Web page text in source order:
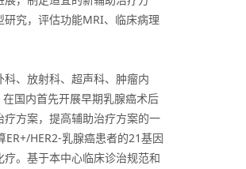
究，评估功能MRI、临床病理
、放射科、超声科、肿瘤内
国内首先开展早期乳腺癌术后
方案，提高辅助治疗方案的一
HER2-乳腺癌患者的21基因
。基于本中心临床诊治规范和